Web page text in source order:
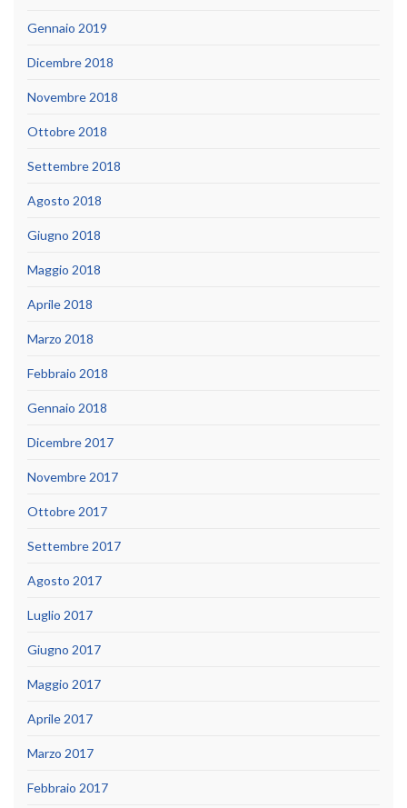
Gennaio 2019
Dicembre 2018
Novembre 2018
Ottobre 2018
Settembre 2018
Agosto 2018
Giugno 2018
Maggio 2018
Aprile 2018
Marzo 2018
Febbraio 2018
Gennaio 2018
Dicembre 2017
Novembre 2017
Ottobre 2017
Settembre 2017
Agosto 2017
Luglio 2017
Giugno 2017
Maggio 2017
Aprile 2017
Marzo 2017
Febbraio 2017